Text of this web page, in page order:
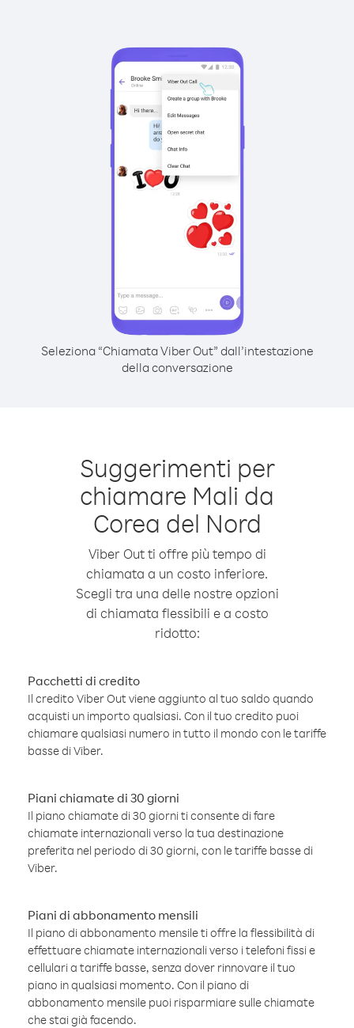
Seleziona “Chiamata Viber Out” dall’intestazione
della conversazione
Suggerimenti per
chiamare Mali da
Corea del Nord
Viber Out ti offre più tempo di
chiamata a un costo inferiore.
Scegli tra una delle nostre opzioni
di chiamata flessibili e a costo
ridotto:
Pacchetti di credito
Il credito Viber Out viene aggiunto al tuo saldo quando
acquisti un importo qualsiasi. Con il tuo credito puoi
chiamare qualsiasi numero in tutto il mondo con le tariffe
basse di Viber.
Piani chiamate di 30 giorni
Il piano chiamate di 30 giorni ti consente di fare
chiamate internazionali verso la tua destinazione
preferita nel periodo di 30 giorni, con le tariffe basse di
Viber.
Piani di abbonamento mensili
Il piano di abbonamento mensile ti offre la flessibilità di
effettuare chiamate internazionali verso i telefoni fissi e
cellulari a tariffe basse, senza dover rinnovare il tuo
piano in qualsiasi momento. Con il piano di
abbonamento mensile puoi risparmiare sulle chiamate
che stai già facendo.